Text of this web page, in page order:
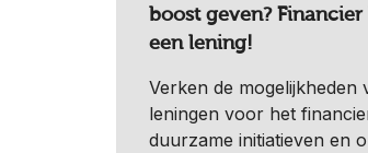
boost geven?
een lening!
Verken de mogelijkheden
leningen voor het
duurzame initiatieven en